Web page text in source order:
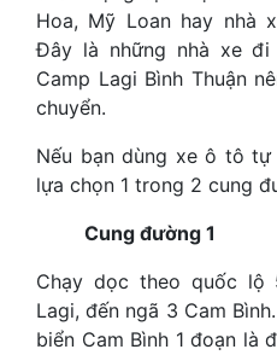
Hoa, Mỹ Loan hay nhà
Đây là những nhà xe đi
Camp Lagi Bình Thuận
chuyển.
Nếu bạn dùng xe ô tô
lựa chọn 1 trong 2 cung
Cung đường 1
Chạy dọc theo quốc lộ
Lagi, đến ngã 3 Cam
biển Cam Bình 1 đoạn là